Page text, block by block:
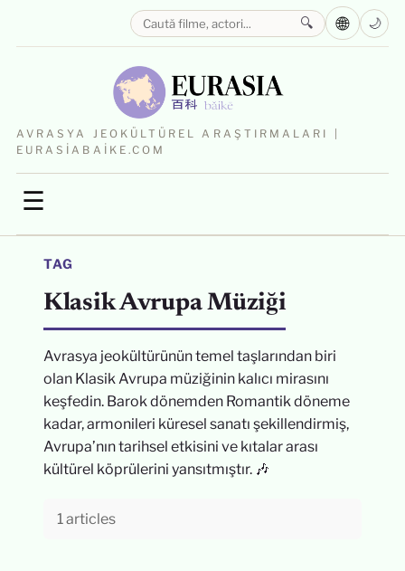
AVRASYA JEOKÜLTÜREL ARAŞTIRMALARI |
EURASIABAIKE.COM
☰
🔍 🌐 🌙
TAG
Klasik Avrupa Müziği
Avrasya jeokültürünün temel taşlarından biri
olan Klasik Avrupa müziğinin kalıcı mirasını
keşfedin. Barok dönemden Romantik döneme
kadar, armonileri küresel sanatı şekillendirmiş,
Avrupa’nın tarihsel etkisini ve kıtalar arası
kültürel köprülerini yansıtmıştır. 🎶
1 articles